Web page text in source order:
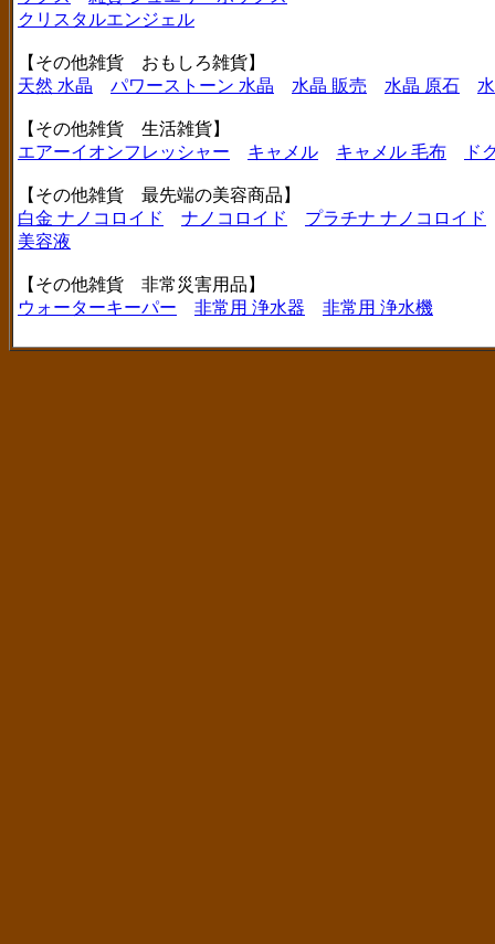
クリスタルエンジェル
【その他雑貨 おもしろ雑貨】
天然 水晶
パワーストーン 水晶 水晶 販売 水晶 原石
【その他雑貨 生活雑貨】
エアーイオンフレッシャー
キャメル キャメル 毛布 ド
【その他雑貨 最先端の美容商品】
白金 ナノコロイド
ナノコロイド
プラチナ ナノコロイド
美容液
【その他雑貨 非常災害用品】
ウォーターキーパー
非常用 浄水器 非常用 浄水機